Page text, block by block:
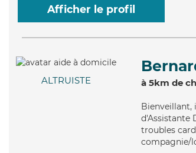
Afficher le profil
ALTRUISTE à 5km de
Bienveillant,
d'Assistante
troubles
compagnie/